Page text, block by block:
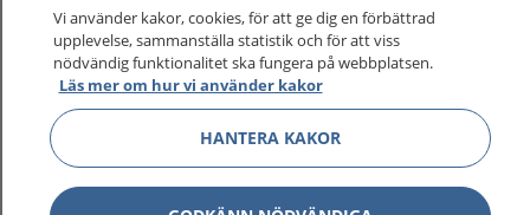
Kontakt
Behandling av personuppgifter
Hantering av kakor
Vi använder kakor, cookies, för att ge dig en förbättrad
upplevelse, sammanställa statistik och för att viss
nödvändig funktionalitet ska fungera på webbplatsen.
Läs mer om hur vi använder kakor
HANTERA KAKOR